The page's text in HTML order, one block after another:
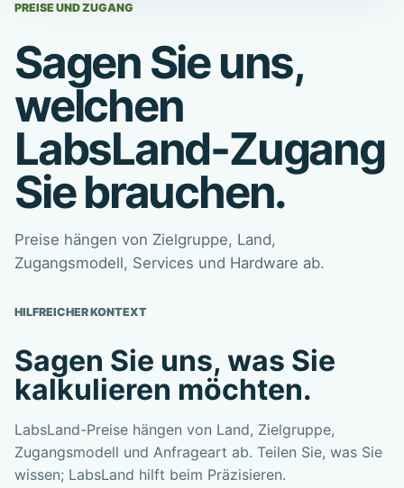
PREISE UND ZUGANG
Sagen Sie uns,
welchen
LabsLand-Zugang
Sie brauchen.
Preise hängen von Zielgruppe, Land,
Zugangsmodell, Services und Hardware ab.
HILFREICHER KONTEXT
Sagen Sie uns, was Sie
kalkulieren möchten.
LabsLand-Preise hängen von Land, Zielgruppe,
Zugangsmodell und Anfrageart ab. Teilen Sie, was Sie
wissen; LabsLand hilft beim Präzisieren.